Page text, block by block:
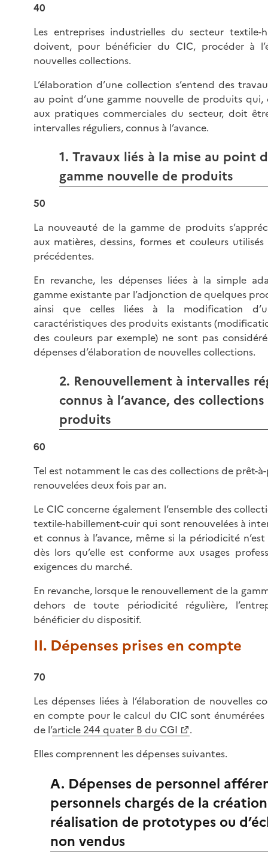
40
Les entreprises industrielles du secteur textile-
doivent, pour bénéficier du CIC, procéder à
nouvelles collections.
L’élaboration d’une collection s’entend des
au point d’une gamme nouvelle de produits
aux pratiques commerciales du secteur, doit
intervalles réguliers, connus à l’avance.
1. Travaux liés à la mise au point
gamme nouvelle de produits
50
La nouveauté de la gamme de produits
aux matières, dessins, formes et couleurs utilisés
précédentes.
En revanche, les dépenses liées à la simple
gamme existante par l’adjonction de quelques
ainsi que celles liées à la modification
caractéristiques des produits existants
des couleurs par exemple) ne sont pas
dépenses d’élaboration de nouvelles collections.
2. Renouvellement à intervalles
connus à l’avance, des
produits
60
Tel est notamment le cas des collections de prêt-
renouvelées deux fois par an.
Le CIC concerne également l’ensemble des
textile-habillement-cuir qui sont renouvelées à
et connus à l’avance, même si la périodicité
dès lors qu’elle est conforme aux usages
exigences du marché.
En revanche, lorsque le renouvellement de la
dehors de toute périodicité régulière,
bénéficier du dispositif.
II. Dépenses prises en compte
70
Les dépenses liées à l’élaboration de nouvelles
en compte pour le calcul du CIC sont
de l’article 244 quater B du CGI
.
Elles comprennent les dépenses suivantes.
A. Dépenses de personnel
personnels chargés de la
réalisation de prototypes ou
non vendus